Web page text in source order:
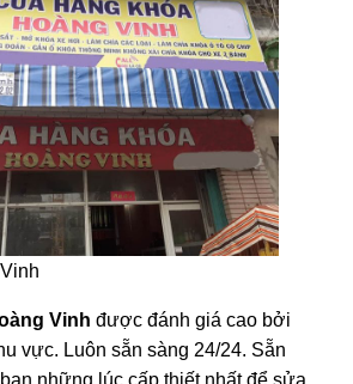
Vinh được đánh giá cao bởi
vực. Luôn sẵn sàng 24/24. Sẵn